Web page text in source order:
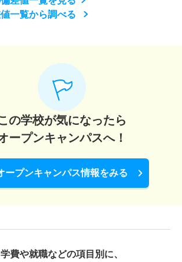
一覧から調べる
の学校が気になったら
ープンキャンパスへ！
ープンキャンパス情報をみる
学費や就職などの項目別に、